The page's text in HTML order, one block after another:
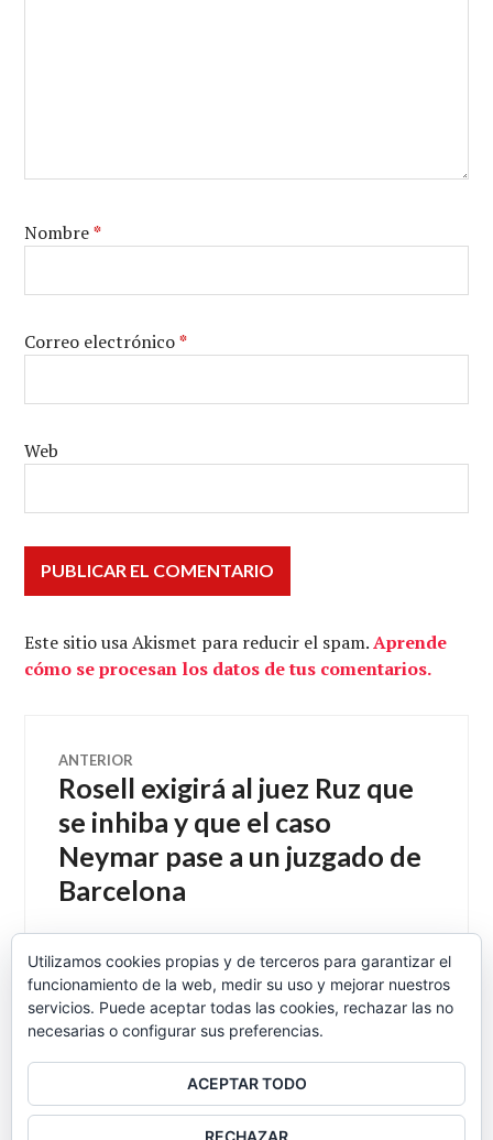
Nombre*
Correo electrónico*
Web
Este sitio usa Akismet para reducir el spam.Aprende
cómo se procesan los datos de tus comentarios.
Navegación
de
entradas
ANTERIOR
Entrada
anterior:
Rosell exigirá al juez Ruz que
se inhiba y que el caso
Neymar pase a un juzgado de
Barcelona
SIGUIENTE
Entrada
siguiente:
Castro o el buen patriota
BARRA
Utilizamos cookies propias y de terceros para garantizar el
funcionamiento de la web, medir su uso y mejorar nuestros
servicios. Puede aceptar todas las cookies, rechazar las no
necesarias o configurar sus preferencias.
ACEPTAR TODO
RECHAZAR